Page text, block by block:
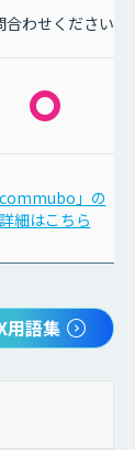
合わせください
commubo」の
詳細はこちら
用語集